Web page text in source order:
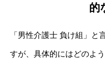
的
「男性介護士 負け組」と
すが、具体的にはどのよ